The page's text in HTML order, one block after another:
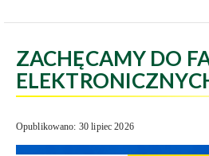
ZACHĘCAMY DO
Opublikowano: 30 lipiec 2026